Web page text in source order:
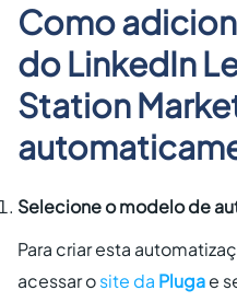
Como
do LinkedIn
Station
Selecione o modelo de
Para criar esta
acessar osite da Plugae